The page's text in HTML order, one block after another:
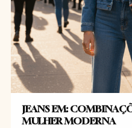
JEANS EM:
MULHER MODERNA